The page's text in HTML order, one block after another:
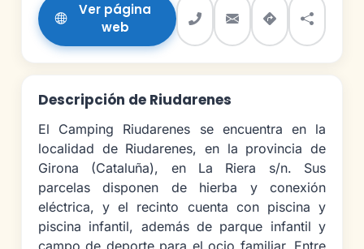
Ver página
web
Descripción de Riudarenes
El Camping Riudarenes se encuentra en la
localidad de Riudarenes, en la provincia de
Girona (Cataluña), en La Riera s/n. Sus
parcelas disponen de hierba y conexión
eléctrica, y el recinto cuenta con piscina y
piscina infantil, además de parque infantil y
campo de deporte para el ocio familiar. Entre